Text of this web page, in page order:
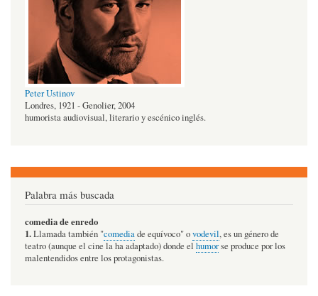
Peter Ustinov
Londres, 1921 - Genolier, 2004
humorista audiovisual, literario y escénico inglés.
Palabra más buscada
comedia de enredo
1.Llamada también "comediade equívoco" ovodevil, es un género de
teatro (aunque el cine la ha adaptado) donde el humorse produce por los
malentendidos entre los protagonistas.